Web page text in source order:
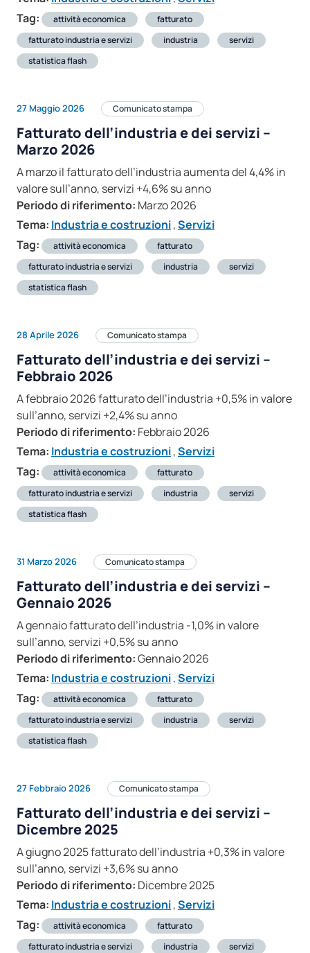
Tag:
attività economica
fatturato
fatturato industria e servizi
industria
servizi
statistica flash
27 Maggio 2026 Comunicato stampa
Fatturato dell’industria e dei servizi –
Marzo 2026
A marzo il fatturato dell’industria aumenta del 4,4% in
valore sull’anno, servizi +4,6% su anno
Periodo di riferimento: Marzo 2026
Tema: Industria e costruzioni,Servizi
Tag:
attività economica
fatturato
fatturato industria e servizi
industria
servizi
statistica flash
28 Aprile 2026 Comunicato stampa
Fatturato dell’industria e dei servizi –
Febbraio 2026
A febbraio 2026 fatturato dell’industria +0,5% in valore
sull’anno, servizi +2,4% su anno
Periodo di riferimento: Febbraio 2026
Tema: Industria e costruzioni,Servizi
Tag:
attività economica
fatturato
fatturato industria e servizi
industria
servizi
statistica flash
31 Marzo 2026 Comunicato stampa
Fatturato dell’industria e dei servizi –
Gennaio 2026
A gennaio fatturato dell’industria -1,0% in valore
sull’anno, servizi +0,5% su anno
Periodo di riferimento:Gennaio 2026
Tema: Industria e costruzioni,Servizi
Tag:
attività economica
fatturato
fatturato industria e servizi
industria
servizi
statistica flash
27 Febbraio 2026 Comunicato stampa
Fatturato dell’industria e dei servizi –
Dicembre 2025
A giugno 2025 fatturato dell’industria +0,3% in valore
sull’anno, servizi +3,6% su anno
Periodo di riferimento: Dicembre 2025
Tema: Industria e costruzioni,Servizi
Tag:
attività economica
fatturato
fatturato industria e servizi
industria
servizi